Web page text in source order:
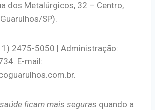
dos Metalúrgicos, 32 – Centro,
SP).
2475-5050 | Administração:
E-mail:
ficam mais seguras quando a